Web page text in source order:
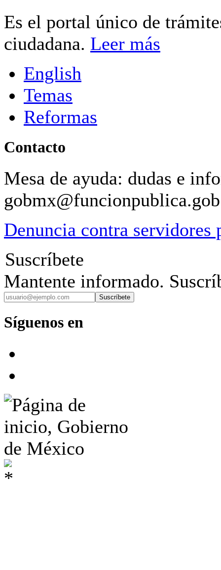
Es el portal único de
ciudadana. Leer más
English
Temas
Reformas
Contacto
Mesa de ayuda: dudas e
Denuncia contra servidores
Suscríbete
Mantente informado.
Suscríbete
Síguenos en